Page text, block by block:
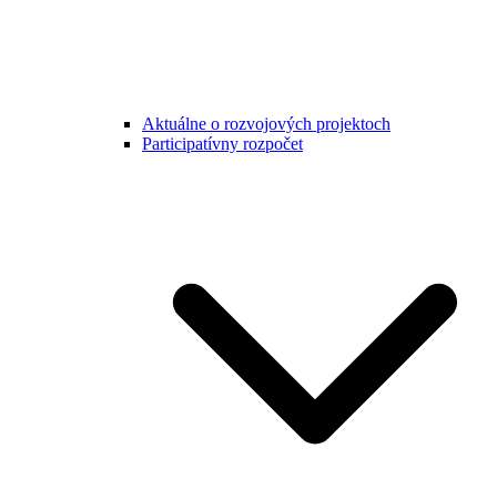
Aktuálne o rozvojových projektoch
Participatívny rozpočet